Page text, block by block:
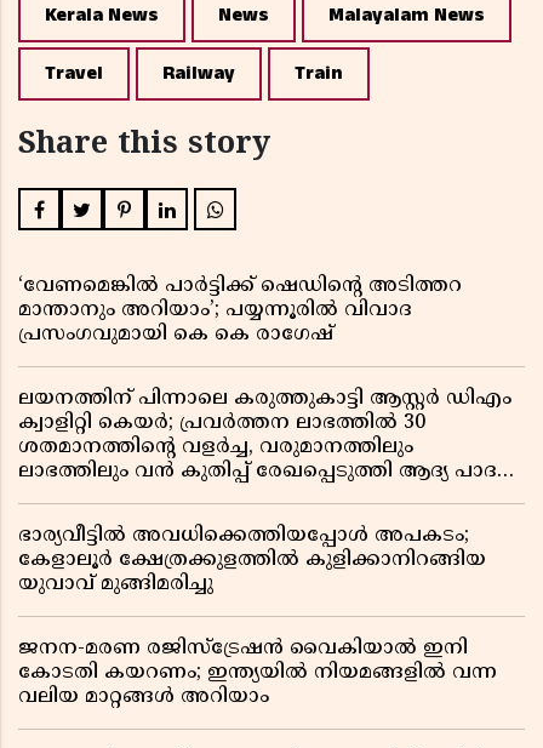
Kerala News News Malayalam News
Travel Railway Train
Share this story
‘വേണമെങ്കിൽ പാർട്ടിക്ക് ഷെഡിൻ്റെ അടിത്തറ
മാന്താനും അറിയാം’; പയ്യന്നൂരിൽ വിവാദ
പ്രസംഗവുമായി കെ കെ രാഗേഷ്
ലയനത്തിന് പിന്നാലെ കരുത്തുകാട്ടി ആസ്റ്റർ ഡിഎം
ക്വാളിറ്റി കെയർ; പ്രവർത്തന ലാഭത്തിൽ 30
ശതമാനത്തിൻ്റെ വളർച്ച, വരുമാനത്തിലും
ലാഭത്തിലും വൻ കുതിപ്പ് രേഖപ്പെടുത്തി ആദ്യ പാദ
ഭാര്യവീട്ടിൽ അവധിക്കെത്തിയപ്പോൾ അപകടം;
കേളാലൂർ ക്ഷേത്രക്കുളത്തിൽ കുളിക്കാനിറങ്ങിയ
യുവാവ് മുങ്ങിമരിച്ചു
ജനന-മരണ രജിസ്ട്രേഷൻ വൈകിയാൽ ഇനി
കോടതി കയറണം; ഇന്ത്യയിൽ നിയമങ്ങളിൽ വന്ന
വലിയ മാറ്റങ്ങൾ അറിയാം